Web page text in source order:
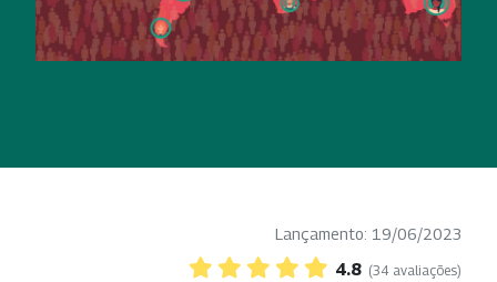
Lançamento: 19/06/2023
4.8 (34 avaliações)